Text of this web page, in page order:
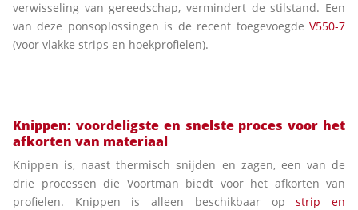
verwisseling van gereedschap, vermindert de stilstand. Een
van deze ponsoplossingen is de recent toegevoegde V550-7
(voor vlakke strips en hoekprofielen).
Knippen: voordeligste en snelste proces voor het
afkorten van materiaal
Knippen is, naast thermisch snijden en zagen, een van de
drie processen die Voortman biedt voor het afkorten van
profielen. Knippen is alleen beschikbaar opstrip en